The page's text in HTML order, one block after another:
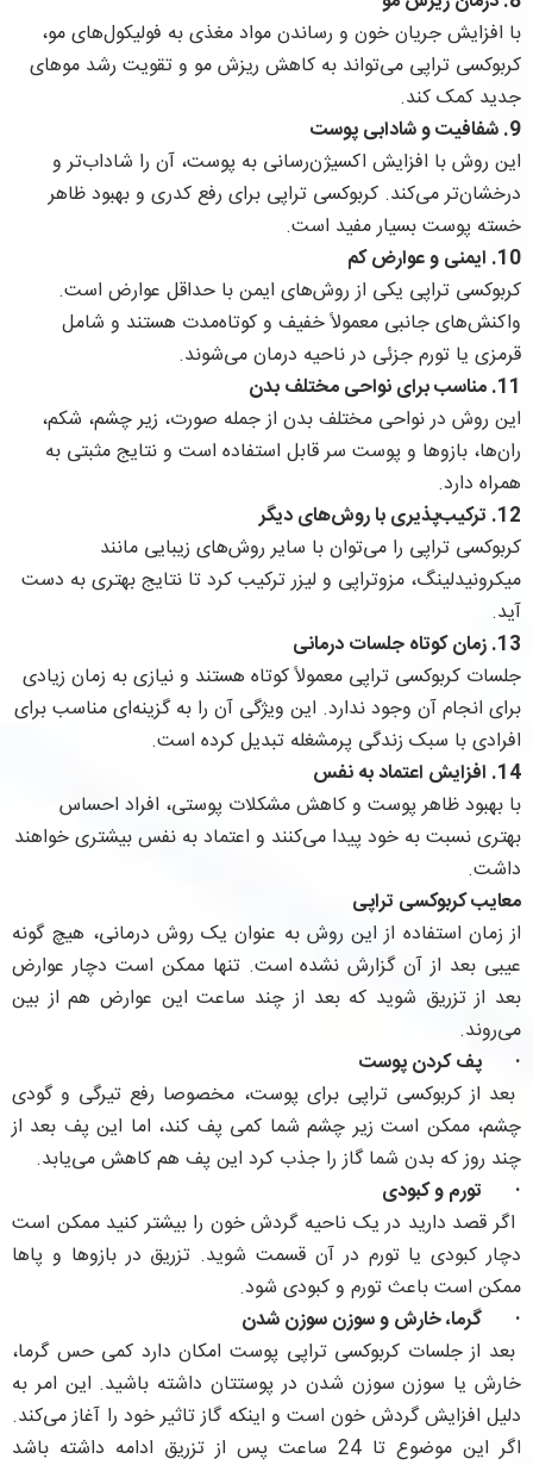
با افزایش جریان خون و رساندن مواد مغذی به فولیکول‌های مو،
کربوکسی تراپی می‌تواند به کاهش ریزش مو و تقویت رشد موهای
جدید کمک کند.
9. شفافیت و شادابی پوست
این روش با افزایش اکسیژن‌رسانی به پوست، آن را شاداب‌تر و
درخشان‌تر می‌کند. کربوکسی تراپی برای رفع کدری و بهبود ظاهر
خسته پوست بسیار مفید است.
10. ایمنی و عوارض کم
کربوکسی تراپی یکی از روش‌های ایمن با حداقل عوارض است.
واکنش‌های جانبی معمولاً خفیف و کوتاه‌مدت هستند و شامل
قرمزی یا تورم جزئی در ناحیه درمان می‌شوند.
11. مناسب برای نواحی مختلف بدن
این روش در نواحی مختلف بدن از جمله صورت، زیر چشم، شکم،
ران‌ها، بازوها و پوست سر قابل استفاده است و نتایج مثبتی به
همراه دارد.
12. ترکیب‌پذیری با روش‌های دیگر
کربوکسی تراپی را می‌توان با سایر روش‌های زیبایی مانند
میکرونیدلینگ، مزوتراپی و لیزر ترکیب کرد تا نتایج بهتری به دست
آید.
13. زمان کوتاه جلسات درمانی
جلسات کربوکسی تراپی معمولاً کوتاه هستند و نیازی به زمان زیادی
برای انجام آن وجود ندارد. این ویژگی آن را به گزینه‌ای مناسب برای
افرادی با سبک زندگی پرمشغله تبدیل کرده است.
14. افزایش اعتماد به نفس
با بهبود ظاهر پوست و کاهش مشکلات پوستی، افراد احساس
بهتری نسبت به خود پیدا می‌کنند و اعتماد به نفس بیشتری خواهند
داشت.
معایب کربوکسی تراپی
از زمان استفاده از این روش به عنوان یک روش درمانی، هیچ گونه
عیبی بعد از آن گزارش نشده است. تنها ممکن است دچار عوارض
بعد از تزریق شوید که بعد از چند ساعت این عوارض هم از بین
می‌روند.
· پف کردن پوست
بعد از کربوکسی تراپی برای پوست، مخصوصا رفع تیرگی و گودی
چشم، ممکن است زیر چشم شما کمی پف کند، اما این پف بعد از
چند روز که بدن شما گاز را جذب کرد این پف هم کاهش می‌یابد.
· تورم و کبودی
اگر قصد دارید در یک ناحیه گردش خون را بیشتر کنید ممکن است
دچار کبودی یا تورم در آن قسمت شوید. تزریق در بازوها و پاها
ممکن است باعث تورم و کبودی شود.
· گرما، خارش و سوزن سوزن شدن
بعد از جلسات کربوکسی تراپی پوست امکان دارد کمی حس گرما،
خارش یا سوزن سوزن شدن در پوستتان داشته باشید. این امر به
دلیل افزایش گردش خون است و اینکه گاز تاثیر خود را آغاز می‌کند.
اگر این موضوع تا 24 ساعت پس از تزریق ادامه داشته باشد